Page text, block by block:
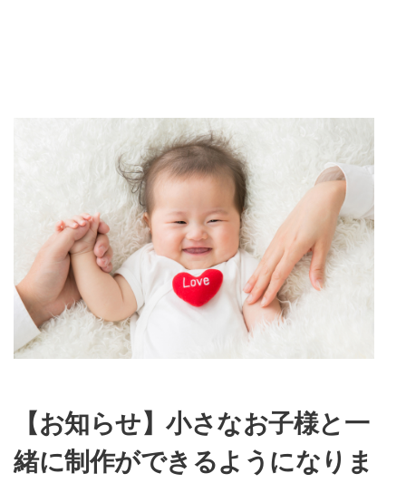
【お知らせ】小さなお子様と一
緒に制作ができるようになりま